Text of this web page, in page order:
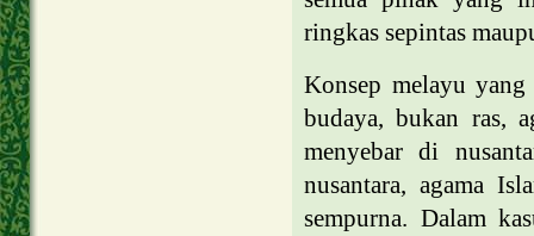
ringkas sepintas
Konsep melayu yang
budaya, bukan ras,
menyebar di
nusantara, agama
sempurna. Dalam